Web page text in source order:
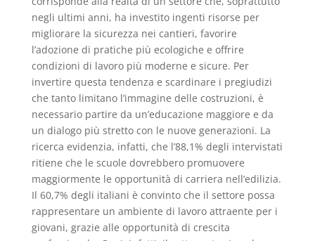
negli ultimi anni, ha investito ingenti risorse per
migliorare la sicurezza nei cantieri, favorire
l’adozione di pratiche più ecologiche e offrire
condizioni di lavoro più moderne e sicure. Per
invertire questa tendenza e scardinare i pregiudizi
che tanto limitano l’immagine delle costruzioni, è
necessario partire da un’educazione maggiore e da
un dialogo più stretto con le nuove generazioni. La
ricerca evidenzia, infatti, che l’88,1% degli intervistati
ritiene che le scuole dovrebbero promuovere
maggiormente le opportunità di carriera nell’edilizia.
Il 60,7% degli italiani è convinto che il settore possa
rappresentare un ambiente di lavoro attraente per i
giovani, grazie alle opportunità di crescita